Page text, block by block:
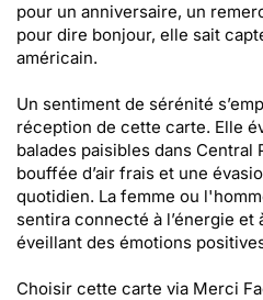
pour un anniversaire, un
pour dire bonjour, elle sait
américain.
Un sentiment de sérénité
réception de cette carte. Elle
balades paisibles dans Central
bouffée d’air frais et une
quotidien. La femme ou
sentira connecté à l’énergie et
éveillant des émotions
Choisir cette carte via Merci